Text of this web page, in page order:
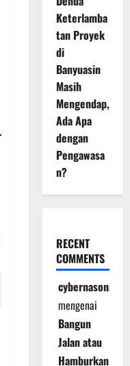
Keterlamba
tan Proyek
di
Banyuasin
Masih
Mengendap,
Ada Apa
dengan
Pengawasa
n?
RECENT
COMMENTS
cybernasonal
mengenai
Bangun
Jalan atau
Hamburkan